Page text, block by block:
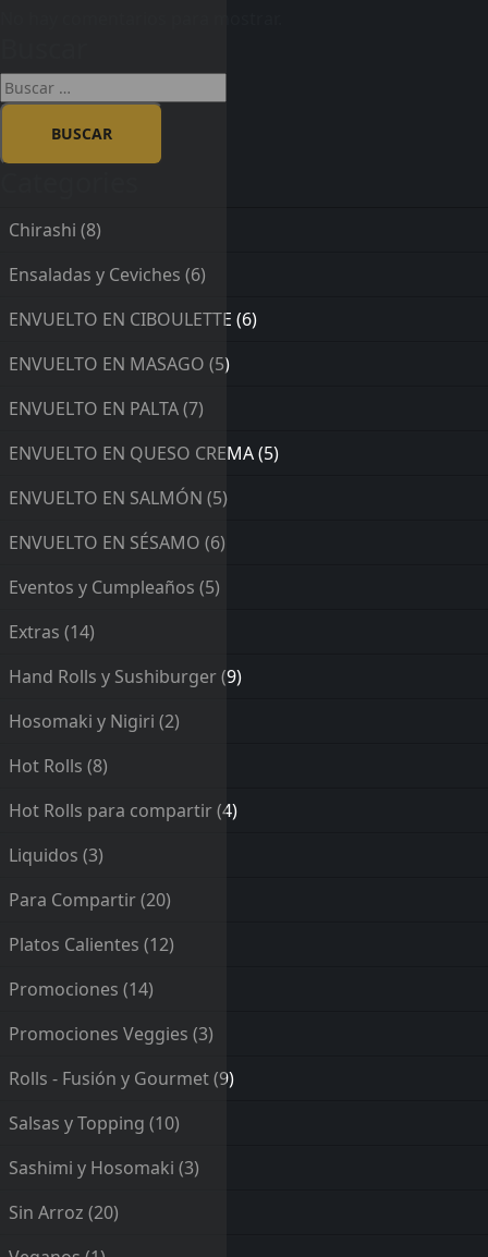
Chirashi (8)
Ensaladas y Ceviches (6)
ENVUELTO EN CIBOULETTE (6)
ENVUELTO EN MASAGO (5)
ENVUELTO EN PALTA(7)
ENVUELTO EN QUESO CREMA(5)
ENVUELTO EN SALMÓN (5)
ENVUELTO EN SÉSAMO (6)
Eventos y Cumpleaños (5)
Extras (14)
Hand Rolls y Sushiburger(9)
Hosomaki y Nigiri (2)
Hot Rolls (8)
Hot Rolls para compartir(4)
Liquidos (3)
Para Compartir(20)
Platos Calientes (12)
Promociones (14)
Promociones Veggies (3)
Rolls - Fusión y Gourmet(9)
Salsas y Topping (10)
Sashimi y Hosomaki (3)
Sin Arroz (20)